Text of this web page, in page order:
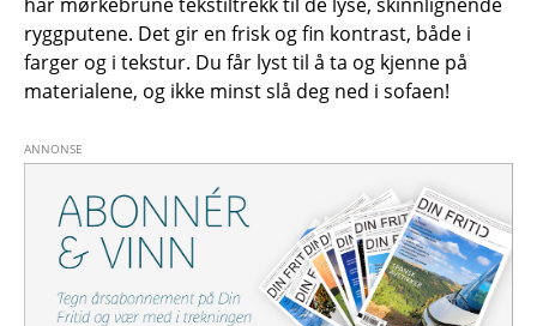
ryggputene. Det gir en frisk og fin kontrast, både i
farger og i tekstur. Du får lyst til å ta og kjenne på
materialene, og ikke minst slå deg ned i sofaen!